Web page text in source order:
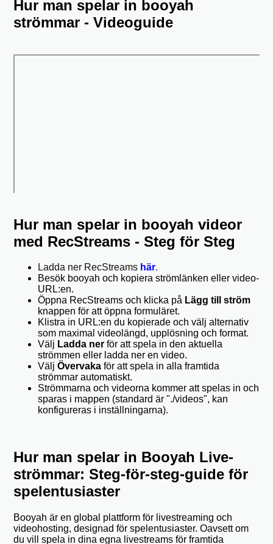
Hur man spelar in booyah
strömmar - Videoguide
Hur man spelar in booyah videor
med RecStreams - Steg för Steg
Ladda ner RecStreams här.
Besök booyah och kopiera strömlänken eller video-
URL:en.
Öppna RecStreams och klicka på Lägg till ström
knappen för att öppna formuläret.
Klistra in URL:en du kopierade och välj alternativ
som maximal videolängd, upplösning och format.
Välj Ladda ner för att spela in den aktuella
strömmen eller ladda ner en video.
VäljÖvervaka för att spela in alla framtida
strömmar automatiskt.
Strömmarna och videorna kommer att spelas in och
sparas i mappen (standard är "./videos", kan
konfigureras i inställningarna).
Hur man spelar in Booyah Live-
strömmar: Steg-för-steg-guide för
spelentusiaster
Booyah är en global plattform för livestreaming och
videohosting, designad för spelentusiaster. Oavsett om
du vill spela in dina egna livestreams för framtida